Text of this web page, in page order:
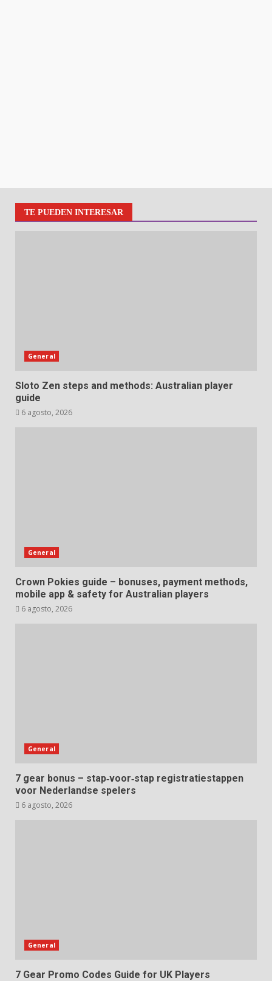
TE PUEDEN INTERESAR
General
Sloto Zen steps and methods: Australian player
guide
6 agosto, 2026
General
Crown Pokies guide – bonuses, payment methods,
mobile app & safety for Australian players
6 agosto, 2026
General
7 gear bonus – stap‑voor‑stap registratiestappen
voor Nederlandse spelers
6 agosto, 2026
General
7 Gear Promo Codes Guide for UK Players